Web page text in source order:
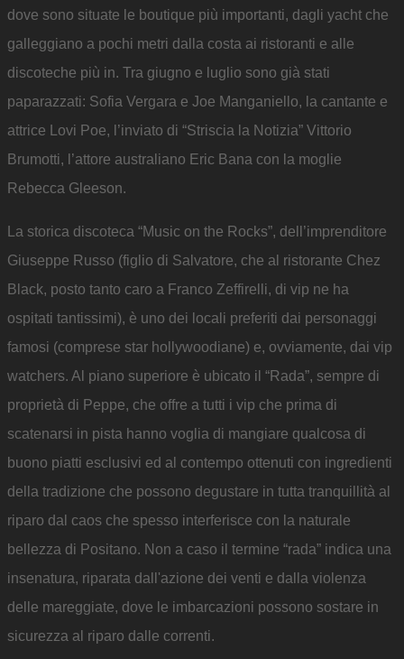
dove sono situate le boutique più importanti, dagli yacht che
galleggiano a pochi metri dalla costa ai ristoranti e alle
discoteche più in. Tra giugno e luglio sono già stati
paparazzati: Sofia Vergara e Joe Manganiello, la cantante e
attrice Lovi Poe, l’inviato di “Striscia la Notizia” Vittorio
Brumotti, l’attore australiano Eric Bana con la moglie
Rebecca Gleeson.
La storica discoteca “Music on the Rocks”, dell’imprenditore
Giuseppe Russo (figlio di Salvatore, che al ristorante Chez
Black, posto tanto caro a Franco Zeffirelli, di vip ne ha
ospitati tantissimi), è uno dei locali preferiti dai personaggi
famosi (comprese star hollywoodiane) e, ovviamente, dai vip
watchers. Al piano superiore è ubicato il “Rada”, sempre di
proprietà di Peppe, che offre a tutti i vip che prima di
scatenarsi in pista hanno voglia di mangiare qualcosa di
buono piatti esclusivi ed al contempo ottenuti con ingredienti
della tradizione che possono degustare in tutta tranquillità al
riparo dal caos che spesso interferisce con la naturale
bellezza di Positano. Non a caso il termine “rada” indica una
insenatura, riparata dall'azione dei venti e dalla violenza
delle mareggiate, dove le imbarcazioni possono sostare in
sicurezza al riparo dalle correnti.